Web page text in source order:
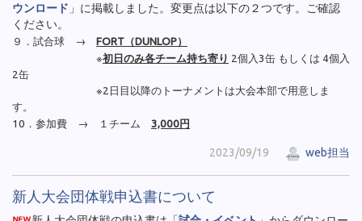
ウンロード 」に掲載しました。変更点は以下の２つです。ご確認
ください。
９．試合球 → FORT（DUNLOP）
※初日のみ各チーム持ち寄り 2個入3缶 もしくは 4個入
2缶
※2日目以降のトーナメントは大会本部で用意しま
す。
10．参加費 → １チーム 3,000円
2023/09/19 web担当
新人大会団体戦申込書について